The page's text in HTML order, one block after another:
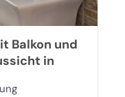
Balkon und
in